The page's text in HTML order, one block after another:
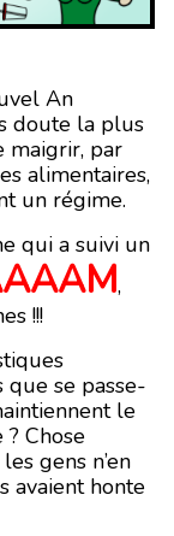
An
doute la plus
maigrir, par
alimentaires,
un régime.
qui a suivi un
,
!!!
se passe-
le
Chose
gens n’en
avaient honte